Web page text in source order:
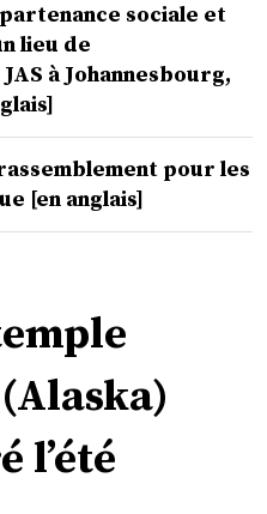
sociale et
lieu de
à Johannesbourg,
pour les
[en anglais]
l’été